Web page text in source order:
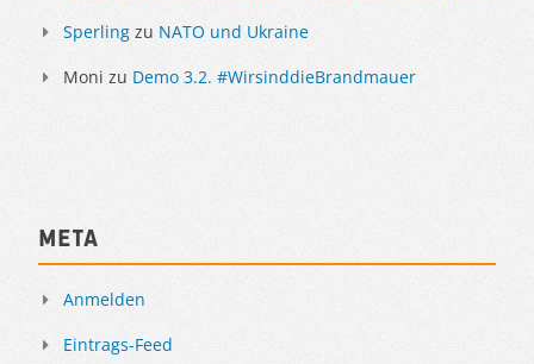
Sperling zu NATO und Ukraine
Moni zu Demo 3.2. #WirsinddieBrandmauer
Meta
Anmelden
Eintrags-Feed